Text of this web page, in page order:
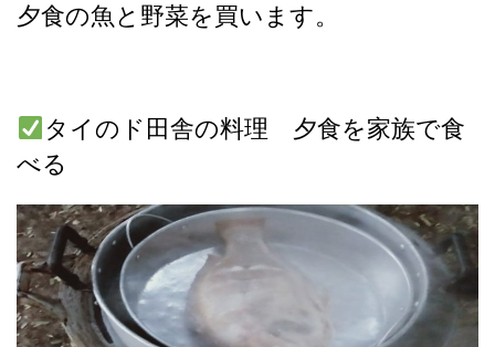
夕食の魚と野菜を買います。
タイのド田舎の料理 夕食を家族で食
べる